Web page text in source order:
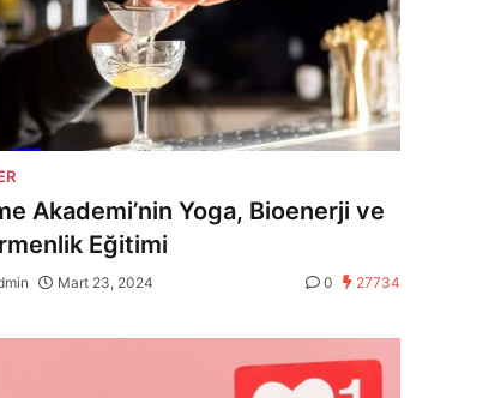
Akademi’nin Yoga, Bioenerji ve
Eğitimi
Mart 23, 2024 0 27734